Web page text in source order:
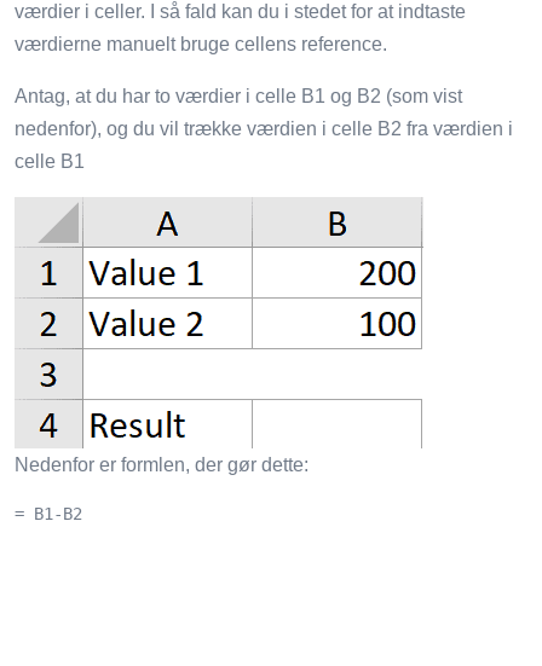
værdier i celler. I så fald kan du i stedet for at indtaste
værdierne manuelt bruge cellens reference.
Antag, at du har to værdier i celle B1 og B2 (som vist
nedenfor), og du vil trække værdien i celle B2 fra værdien i
celle B1
Nedenfor er formlen, der gør dette:
= B1-B2